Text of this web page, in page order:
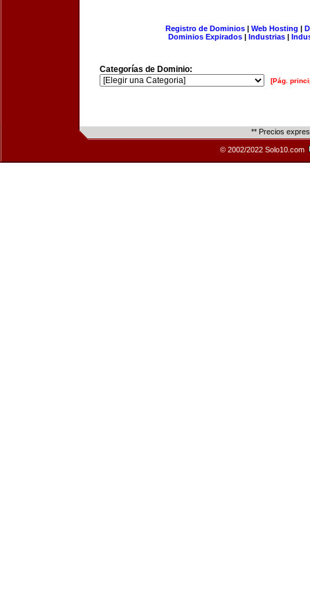
Registro de Dominios| Web Hosting |
Dominios Expirados | Industrias |
Categorías de Dominio:
[Pág.
** Precios
© 2002/2022 Solo10.com